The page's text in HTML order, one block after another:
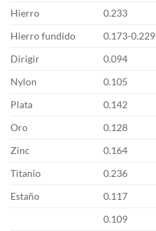
Hierro
0.233
Hierro fundido
0.173-0.229
Dirigir
0.094
Nylon
0.105
Plata
0.142
Oro
0.128
Zinc
0.164
Titanio
0.236
Estaño
0.117
0.109